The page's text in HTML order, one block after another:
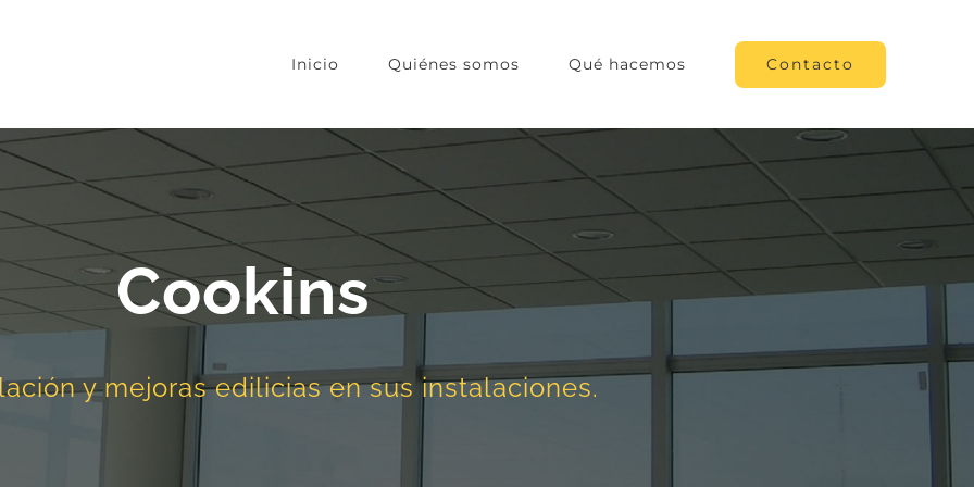
Inicio Quiénes somos Qué hacemos Contacto
Cookins
y mejoras edilicias en sus instalaciones.